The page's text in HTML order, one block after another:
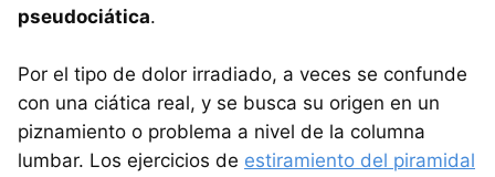
pseudociática.
Por el tipo de dolor irradiado, a veces se confunde
con una ciática real, y se busca su origen en un
piznamiento o problema a nivel de la columna
lumbar. Los ejercicios de estiramiento del piramidal